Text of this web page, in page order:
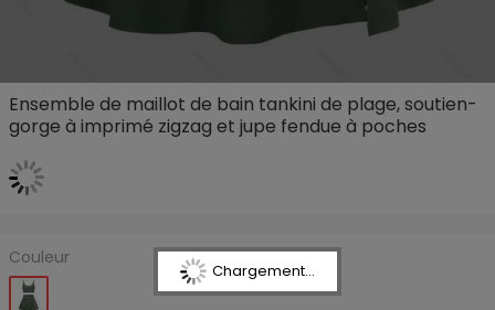
Ensemble de maillot de bain tankini de plage, soutien-
gorge à imprimé zigzag et jupe fendue à poches
Couleur
Chargement...